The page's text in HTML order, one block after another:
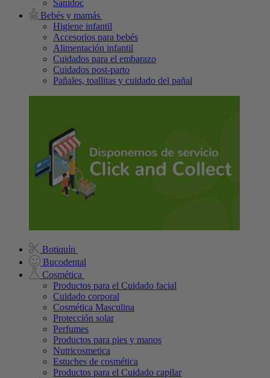
Sanidoc
Bebés y mamás
Higiene infantil
Accesorios para bebés
Alimentación infantil
Cuidados para el embarazo
Cuidados post-parto
Pañales, toallitas y cuidado del pañal
Botiquín
Bucodental
Cosmética
Productos para el Cuidado facial
Cuidado corporal
Cosmética Masculina
Protección solar
Perfumes
Productos para pies y manos
Nutricosmetica
Estuches de cosmética
Productos para el Cuidado capilar